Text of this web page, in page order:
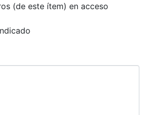
(de este ítem) en acceso